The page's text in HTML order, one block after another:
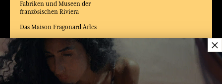
Fabriken und Museen der
französischen Riviera
Das Maison Fragonard Arles
Modemuseum und
Kostümmuseum Arles
×